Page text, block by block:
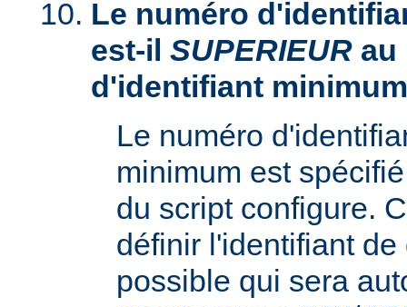
Le numéro
est-il SUPERIEUR au
d'identifiant
Le numéro
minimum est
du script configure.
définir l'identifiant
possible qui sera